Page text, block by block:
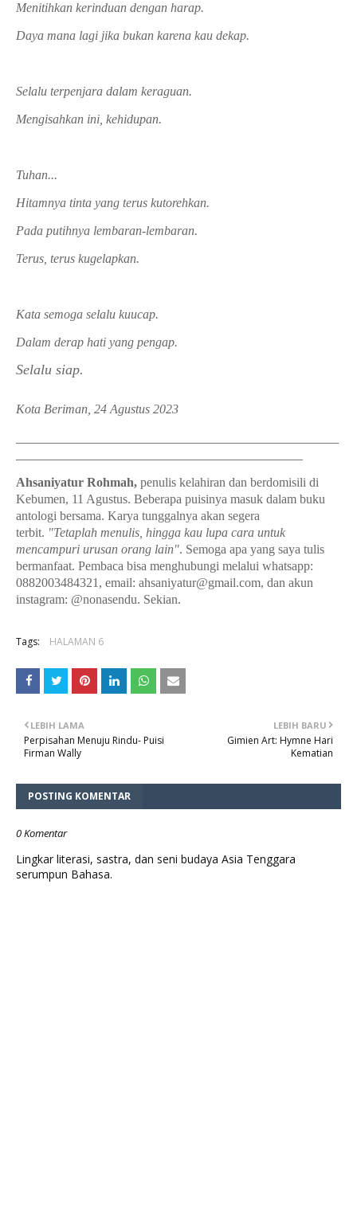
Menitihkan kerinduan dengan harap.
Daya mana lagi jika bukan karena kau dekap.
Selalu terpenjara dalam keraguan.
Mengisahkan ini, kehidupan.
Tuhan...
Hitamnya tinta yang terus kutorehkan.
Pada putihnya lembaran-lembaran.
Terus, terus kugelapkan.
Kata semoga selalu kuucap.
Dalam derap hati yang pengap.
Selalu siap.
Kota Beriman, 24 Agustus 2023
Ahsaniyatur Rohmah, penulis kelahiran dan berdomisili di
Kebumen, 11 Agustus. Beberapa puisinya masuk dalam buku
antologi bersama. Karya tunggalnya akan segera
terbit. "Tetaplah menulis, hingga kau lupa cara untuk
mencampuri urusan orang lain". Semoga apa yang saya tulis
bermanfaat. Pembaca bisa menghubungi melalui whatsapp:
0882003484321, email: ahsaniyatur@gmail.com, dan akun
instagram: @nonasendu. Sekian.
Tags: HALAMAN 6
LEBIH BARU
Gimien Art: Hymne Hari
Kematian
LEBIH LAMA
Perpisahan Menuju Rindu- Puisi
Firman Wally
POSTING KOMENTAR
0 Komentar
Lingkar literasi, sastra, dan seni budaya Asia Tenggara
serumpun Bahasa.